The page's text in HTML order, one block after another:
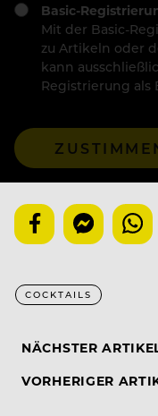
Basic-
Mit der Basic-
zu Artikeln oder
kann
Registrierung als
COCKTAILS
NÄCHSTER
VORHERIGER